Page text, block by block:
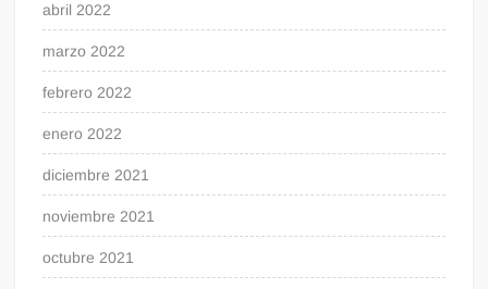
abril 2022
marzo 2022
febrero 2022
enero 2022
diciembre 2021
noviembre 2021
octubre 2021